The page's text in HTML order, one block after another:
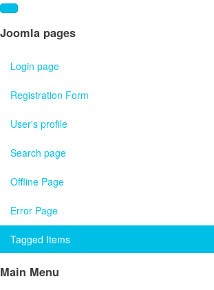
Joomla pages
Login page
Registration Form
User's profile
Search page
Offline Page
Error Page
Tagged Items
Main Menu